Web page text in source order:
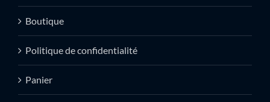
Boutique
Politique de confidentialité
Panier